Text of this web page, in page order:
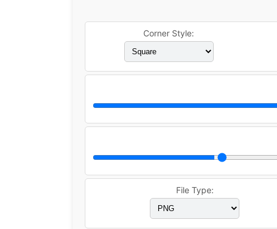
Corner Style:
File Type: